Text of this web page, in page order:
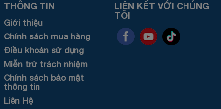
THÔNG TIN
Giới thiệu
Chính sách mua hàng
Điều khoản sử dụng
Miễn trừ trách nhiệm
Chính sách bảo mật
thông tin
Liên Hệ
LIÊN KẾT VỚI CHÚNG
TÔI